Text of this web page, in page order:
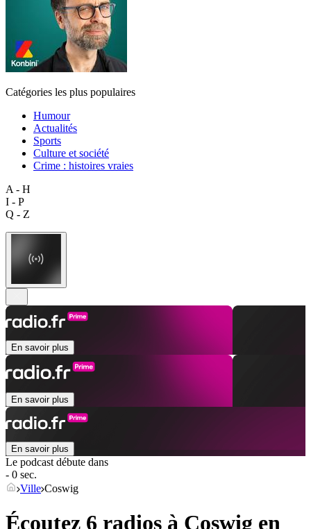
Catégories les plus populaires
Humour
Actualités
Sports
Culture et société
Crime : histoires vraies
A - H
I - P
Q - Z
En savoir plus
En savoir plus
En savoir plus
Le podcast débute dans
- 0 sec.
Ville Coswig
Écoutez 6 radios à Coswig en